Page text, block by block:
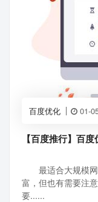
百度优化 01-
【百度推行】百
最适合大规模网
富，但也有需要注
要......